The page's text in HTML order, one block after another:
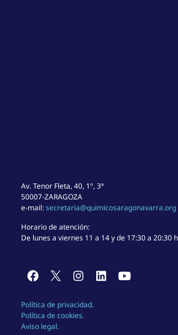
Av. Tenor Fleta, 40, 1º, 3ª
50007-ZARAGOZA
e-mail:secretaria@quimicosaragonavarra.org
Horario de atención:
De lunes a viernes 11 a 14 y de 17:30 a 20:30 h
Política de privacidad.
Política de cookies.
Aviso legal.